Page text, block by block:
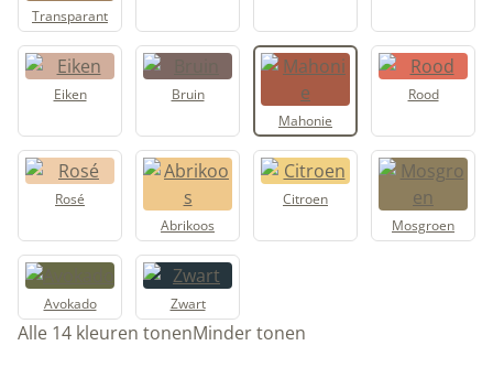
Transparant
Eiken
Bruin
Mahonie
Rood
Rosé
Abrikoos
Citroen
Mosgroen
Avokado Zwart
Alle 14 kleuren tonenMinder tonen